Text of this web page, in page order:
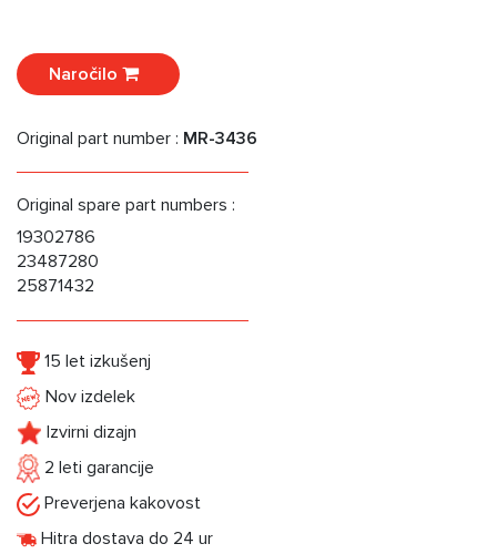
Naročilo
Original part number : MR-3436
Original spare part numbers :
19302786
23487280
25871432
15 let izkušenj
Nov izdelek
Izvirni dizajn
2 leti garancije
Preverjena kakovost
Hitra dostava do 24 ur